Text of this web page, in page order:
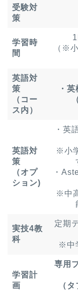
受験対
策
学習時
間
（※
英語対
策
（コー
ス内）
・
英語対
策
（オプ
ション)
・英
※小
・
※中
実技4教
科
定期
※中
学習計
画
専用
（